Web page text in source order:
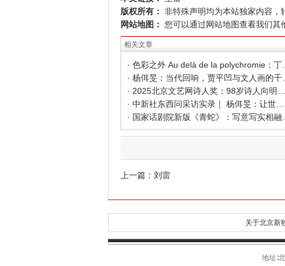
版权所有： 非特殊声明均为本站独家内容，
网站地图： 您可以通过网站地图查看我们其
相关文章
上一篇： 刘雷
关于北京新
地址∶